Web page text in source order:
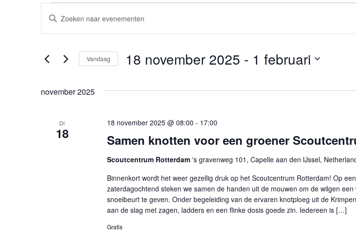
Evenementen
Zoeken
en
weergeven
navigatie
Vul
in.
Evenementen
keyword.
Vandaag 18 november 2025 - 1 februari
november 2025
DI
18 Samen knotten voor een groener
18 november 2025 @ 08:00 - 17:00
Scoutcentrum Rotterdam 's gravenweg 101, Capelle aan den IJssel,
Binnenkort wordt het weer gezellig druk op het Scoutcentrum Rotterdam! Op
zaterdagochtend steken we samen de handen uit de mouwen om de wilgen een
snoeibeurt te geven. Onder begeleiding van de ervaren knotploeg uit de
aan de slag met zagen, ladders en een flinke dosis goede zin. Iedereen is […]
Gratis